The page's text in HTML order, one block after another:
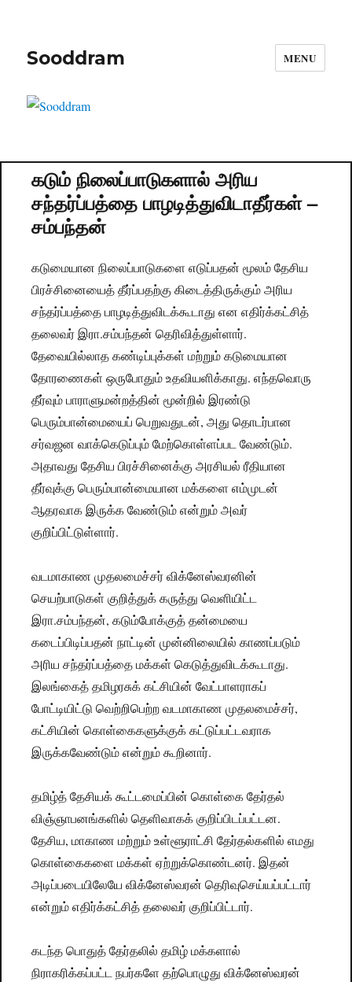
Sooddram MENU
கடும் நிலைப்பாடுகளால் அரிய
சந்தர்ப்பத்தை பாழடித்துவிடாதீர்கள் –
சம்பந்தன்
கடுமையான நிலைப்பாடுகளை எடுப்பதன் மூலம் தேசிய
பிரச்சினையைத் தீர்ப்பதற்கு கிடைத்திருக்கும் அரிய
சந்தர்ப்பத்தை பாழடித்துவிடக்கூடாது என எதிர்க்கட்சித்
தலைவர் இரா.சம்பந்தன் தெரிவித்துள்ளார்.
தேவையில்லாத கண்டிப்புக்கள் மற்றும் கடுமையான
தோரணைகள் ஒருபோதும் உதவியளிக்காது. எந்தவொரு
தீர்வும் பாராளுமன்றத்தின் மூன்றில் இரண்டு
பெரும்பான்மையைப் பெறுவதுடன், அது தொடர்பான
சர்வஜன வாக்கெடுப்பும் மேற்கொள்ளப்பட வேண்டும்.
அதாவது தேசிய பிரச்சினைக்கு அரசியல் ரீதியான
தீர்வுக்கு பெரும்பான்மையான மக்களை எம்முடன்
ஆதரவாக இருக்க வேண்டும் என்றும் அவர்
குறிப்பிட்டுள்ளார்.
வடமாகாண முதலமைச்சர் விக்னேஸ்வரனின்
செயற்பாடுகள் குறித்துக் கருத்து வெளியிட்ட
இரா.சம்பந்தன், கடும்போக்குத் தன்மையை
கடைப்பிடிப்பதன் நாட்டின் முன்னிலையில் காணப்படும்
அரிய சந்தர்ப்பத்தை மக்கள் கெடுத்துவிடக்கூடாது.
இலங்கைத் தமிழரசுக் கட்சியின் வேட்பாளராகப்
போட்டியிட்டு வெற்றிபெற்ற வடமாகாண முதலமைச்சர்,
கட்சியின் கொள்கைகளுக்குக் கட்டுப்பட்டவராக
இருக்கவேண்டும் என்றும் கூறினார்.
தமிழ்த் தேசியக் கூட்டமைப்பின் கொள்கை தேர்தல்
விஞ்ஞாபனங்களில் தெளிவாகக் குறிப்பிடப்பட்டன.
தேசிய, மாகாண மற்றும் உள்ளூராட்சி தேர்தல்களில் எமது
கொள்கைகளை மக்கள் ஏற்றுக்கொண்டனர். இதன்
அடிப்படையிலேயே விக்னேஸ்வரன் தெரிவுசெய்யப்பட்டார்
என்றும் எதிர்க்கட்சித் தலைவர் குறிப்பிட்டார்.
கடந்த பொதுத் தேர்தலில் தமிழ் மக்களால்
நிராகரிக்கப்பட்ட நபர்களே தற்பொழுது விக்னேஸ்வரன்